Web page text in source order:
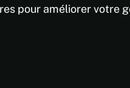
pour améliorer votre